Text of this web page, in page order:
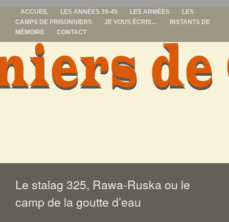
ACCUEIL LES ANNÉES 39-45 LES ARMÉES
LES
CAMPS DE PRISONNIERS
JE VOUS ÉCRIS…
INSTANTS DE
MÉMOIRE
CONTACT
prisonniers de
Le stalag 325, Rawa-Ruska ou le
camp de la goutte d’eau